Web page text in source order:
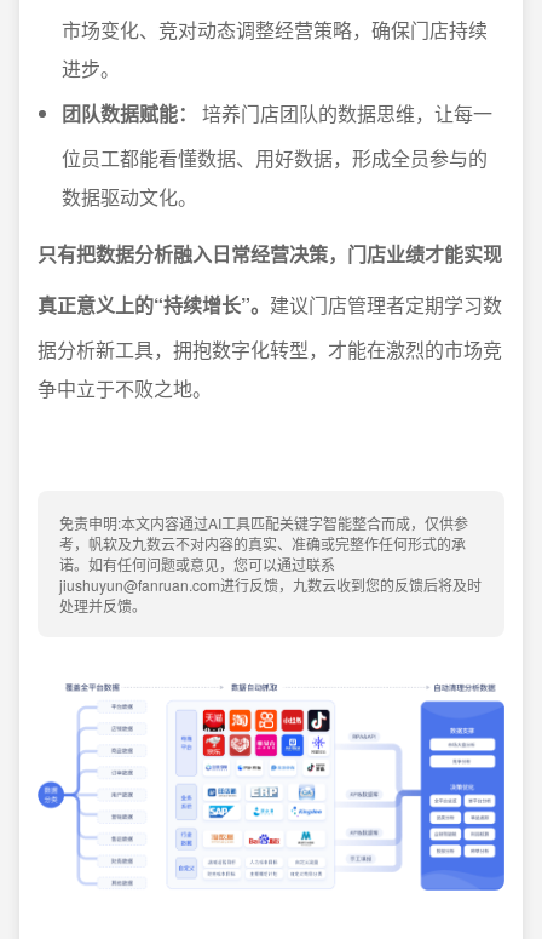
市场变化、竞对动态调整经营策略，确保门店持续
进步。
团队数据赋能：
培养门店团队的数据思维，让每一
位员工都能看懂数据、用好数据，形成全员参与的
数据驱动文化。
只有把数据分析融入日常经营决策，门店业绩才能实现
真正意义上的“持续增长”。 建议门店管理者定期学习数
据分析新工具，拥抱数字化转型，才能在激烈的市场竞
争中立于不败之地。
免责申明:本文内容通过AI工具匹配关键字智能整合而成，仅供参
考，帆软及九数云不对内容的真实、准确或完整作任何形式的承
诺。如有任何问题或意见，您可以通过联系
jiushuyun@fanruan.com进行反馈，九数云收到您的反馈后将及时
处理并反馈。